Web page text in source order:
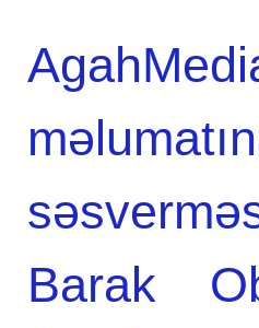
Barak